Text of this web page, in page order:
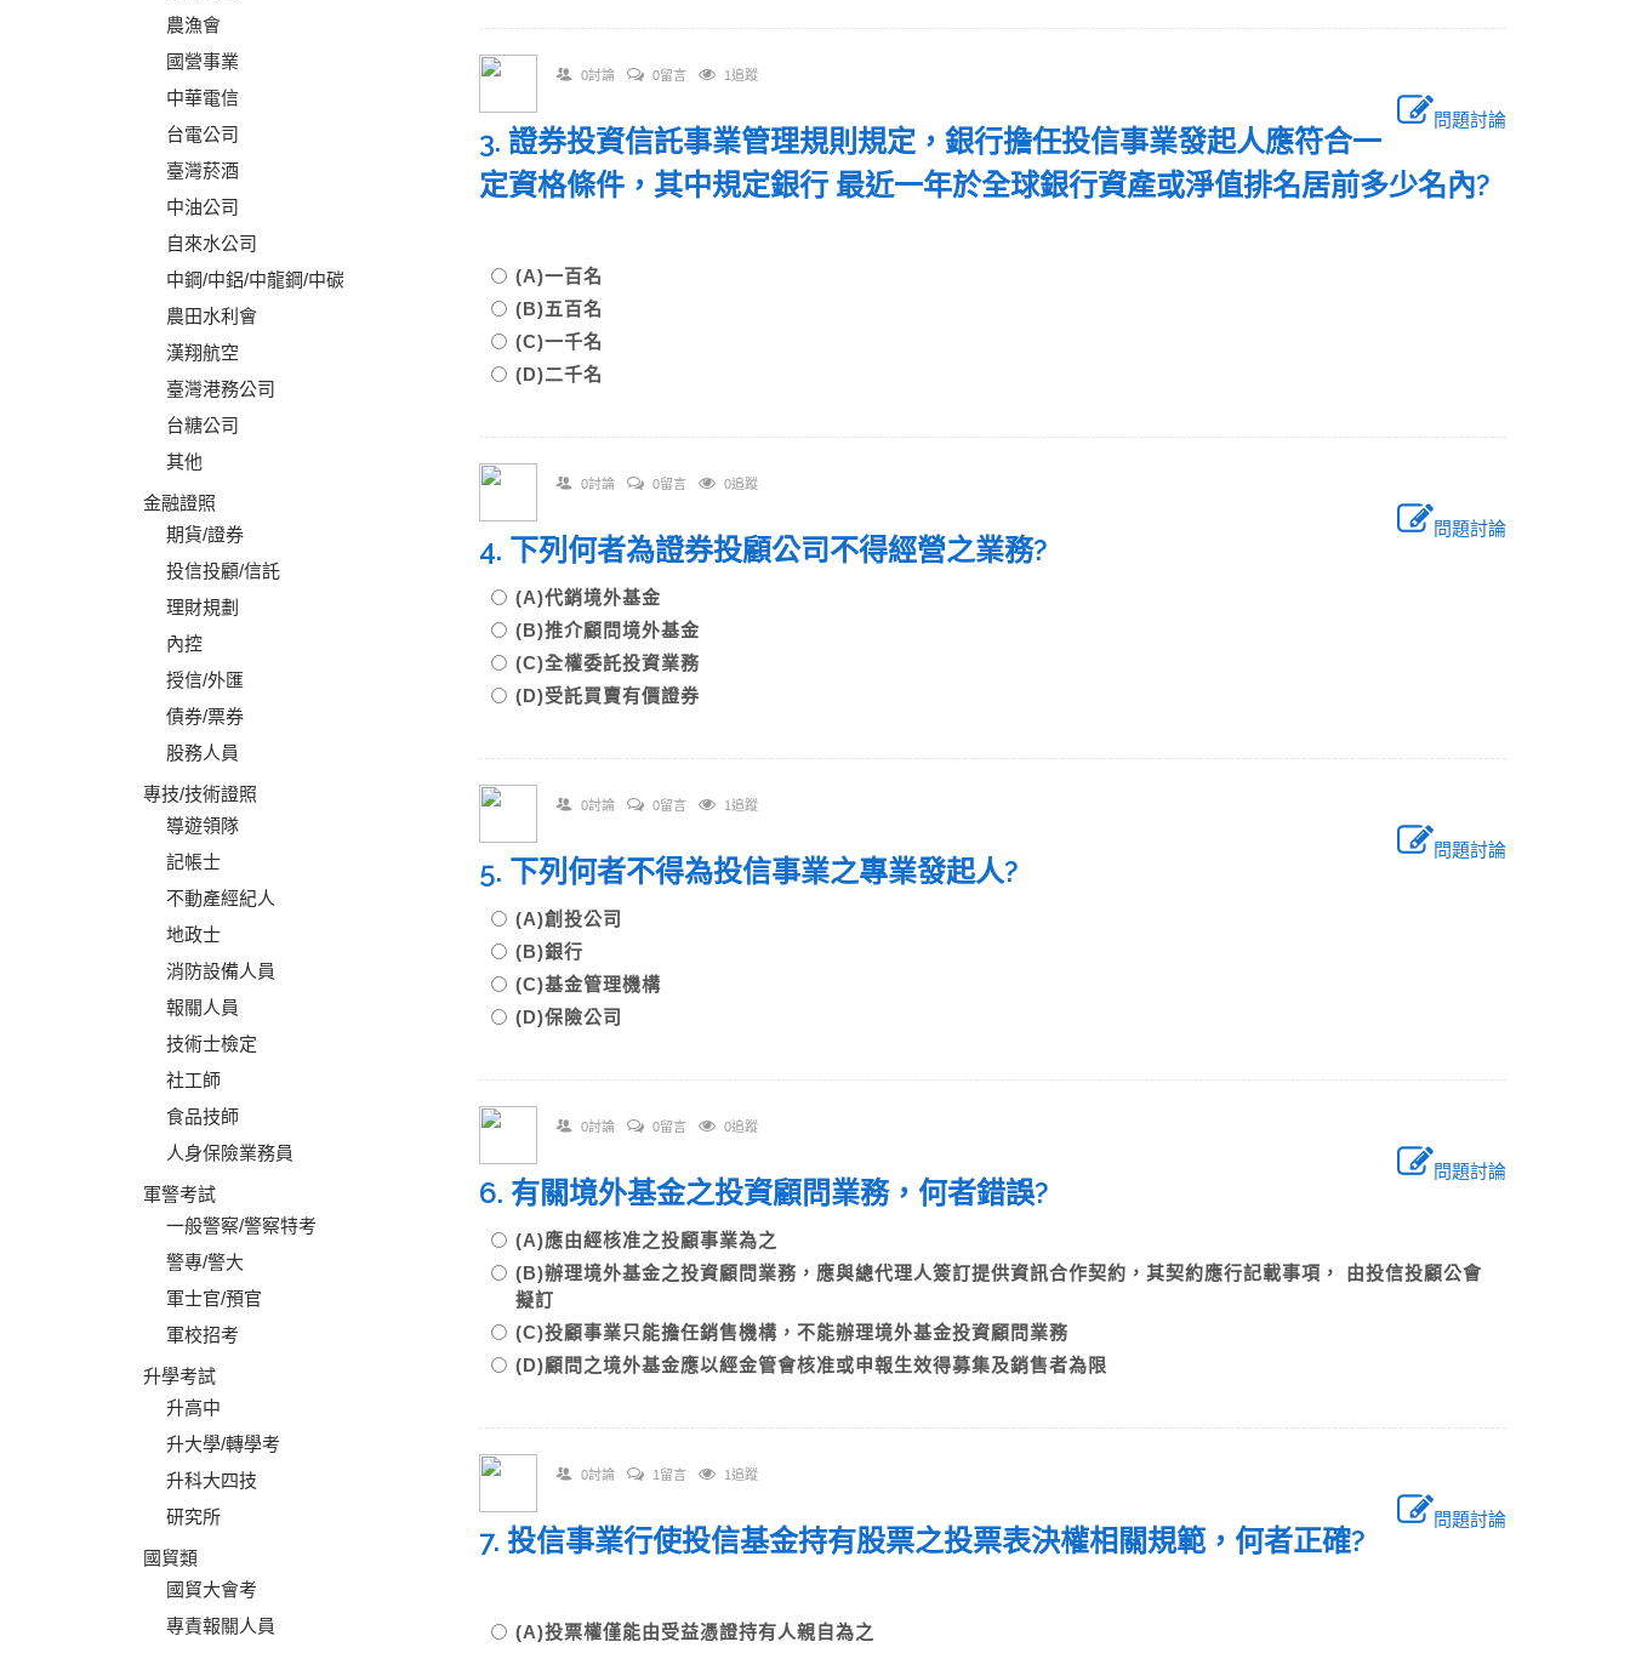
農漁會
國營事業
中華電信
台電公司
臺灣菸酒
中油公司
自來水公司
中鋼/中鋁/中龍鋼/中碳
農田水利會
漢翔航空
臺灣港務公司
台糖公司
其他
金融證照
期貨/證券
投信投顧/信託
理財規劃
內控
授信/外匯
債券/票券
股務人員
專技/技術證照
導遊領隊
記帳士
不動產經紀人
地政士
消防設備人員
報關人員
技術士檢定
社工師
食品技師
人身保險業務員
軍警考試
一般警察/警察特考
警專/警大
軍士官/預官
軍校招考
升學考試
升高中
升大學/轉學考
升科大四技
研究所
國貿類
國貿大會考
專責報關人員
0討論 0留言 1追蹤
問題討論
3. 證券投資信託事業管理規則規定，銀行擔任投信事業發起人應符合一
定資格條件，其中規定銀行 最近一年於全球銀行資產或淨值排名居前多少名內?
(A)一百名
(B)五百名
(C)一千名
(D)二千名
0討論 0留言 0追蹤
問題討論
4. 下列何者為證券投顧公司不得經營之業務?
(A)代銷境外基金
(B)推介顧問境外基金
(C)全權委託投資業務
(D)受託買賣有價證券
0討論 0留言 1追蹤
問題討論
5. 下列何者不得為投信事業之專業發起人?
(A)創投公司
(B)銀行
(C)基金管理機構
(D)保險公司
0討論 0留言 0追蹤
問題討論
6. 有關境外基金之投資顧問業務，何者錯誤?
(A)應由經核准之投顧事業為之
(B)辦理境外基金之投資顧問業務，應與總代理人簽訂提供資訊合作契約，其契約應行記載事項， 由投信投顧公會
擬訂
(C)投顧事業只能擔任銷售機構，不能辦理境外基金投資顧問業務
(D)顧問之境外基金應以經金管會核准或申報生效得募集及銷售者為限
0討論 1留言 1追蹤
問題討論
7. 投信事業行使投信基金持有股票之投票表決權相關規範，何者正確?
(A)投票權僅能由受益憑證持有人親自為之